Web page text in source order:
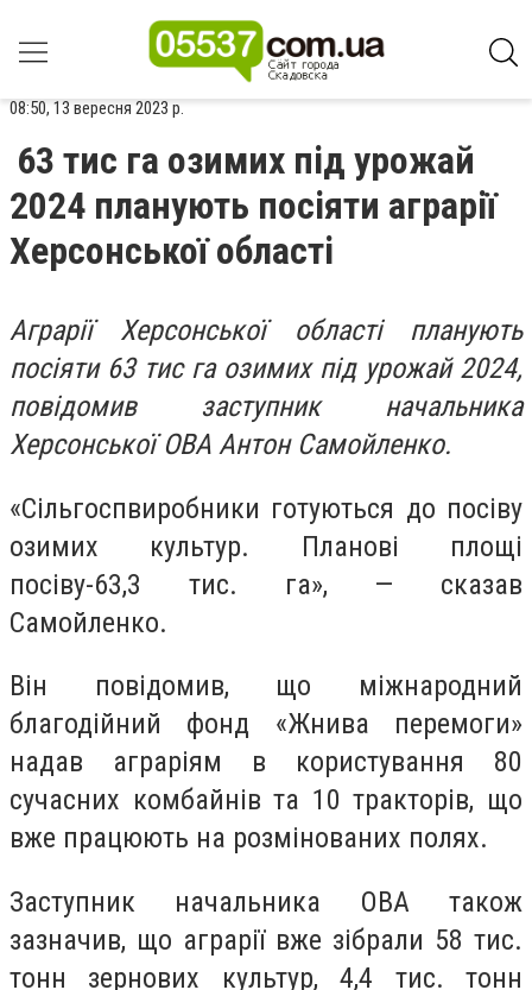
08:50, 13 вересня 2023 р.
63 тис га озимих під урожай
2024 планують посіяти аграрії
Херсонської області
Аграрії Херсонської області планують
посіяти 63 тис га озимих під урожай 2024,
повідомив заступник начальника
Херсонської ОВА Антон Самойленко.
«Сільгоспвиробники готуються до посіву
озимих культур. Планові площі
посіву-63,3 тис. га», — сказав
Самойленко.
Він повідомив, що міжнародний
благодійний фонд «Жнива перемоги»
надав аграріям в користування 80
сучасних комбайнів та 10 тракторів, що
вже працюють на розмінованих полях.
Заступник начальника ОВА також
зазначив, що аграрії вже зібрали 58 тис.
тонн зернових культур, 4,4 тис. тонн